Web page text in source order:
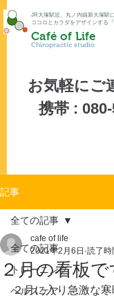
JR大塚駅近、丸ノ内線新大塚駅
ココロとカラダをデザインする
Café of Life
Chiropractic studio
お気軽にご
携帯 :
記事
全ての記事
トレーニング
ヘルスケア
全ての記事
２月の看板で
cafe of life
2021年2月6日 読了時
２月に入り急激な